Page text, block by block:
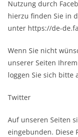
Nutzung durch
hierzu finden Sie in
unter https://de-
Wenn Sie nicht
unserer Seiten
loggen Sie sich bitte
Twitter
Auf unseren Seiten
eingebunden. Diese